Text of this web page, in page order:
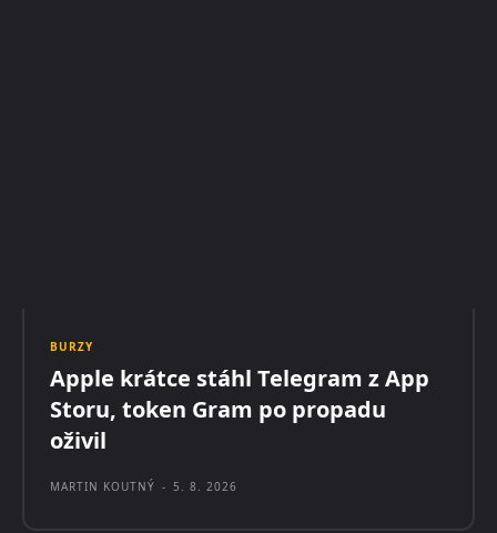
BURZY
Apple krátce stáhl Telegram z App
Storu, token Gram po propadu
oživil
MARTIN KOUTNÝ - 5. 8. 2026